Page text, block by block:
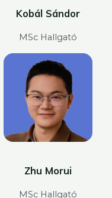
Kobál Sándor
MSc Hallgató
Zhu Morui
MSc Hallgató